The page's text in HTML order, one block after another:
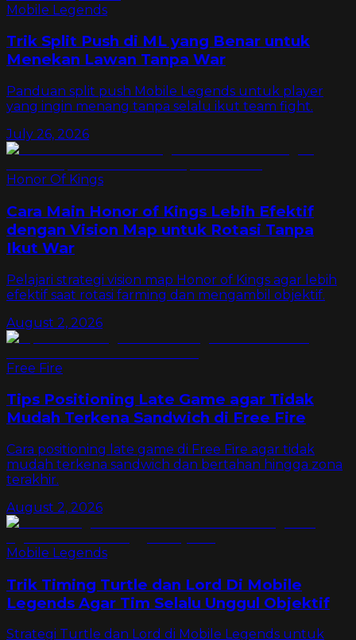
Mobile Legends
Trik Split Push di ML yang Benar untuk
Menekan Lawan Tanpa War
Panduan split push Mobile Legends untuk player
yang ingin menang tanpa selalu ikut team fight.
July 26, 2026
Honor Of Kings
Cara Main Honor of Kings Lebih Efektif
dengan Vision Map untuk Rotasi Tanpa
Ikut War
Pelajari strategi vision map Honor of Kings agar lebih
efektif saat rotasi farming dan mengambil objektif.
August 2, 2026
Free Fire
Tips Positioning Late Game agar Tidak
Mudah Terkena Sandwich di Free Fire
Cara positioning late game di Free Fire agar tidak
mudah terkena sandwich dan bertahan hingga zona
terakhir.
August 2, 2026
Mobile Legends
Trik Timing Turtle dan Lord Di Mobile
Legends Agar Tim Selalu Unggul Objektif
Strategi Turtle dan Lord di Mobile Legends untuk